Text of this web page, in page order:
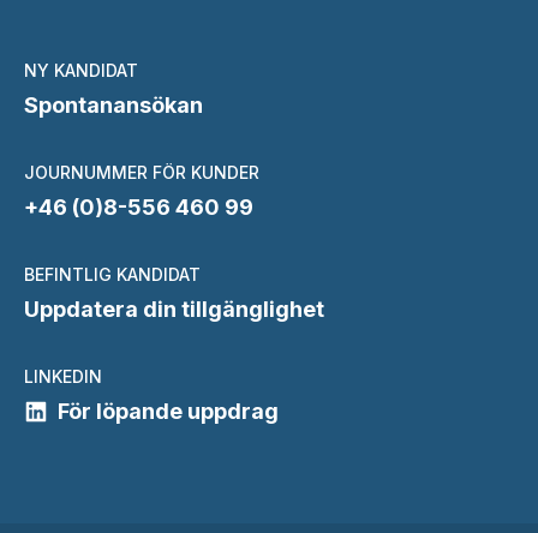
NY KANDIDAT
Spontanansökan
JOURNUMMER FÖR KUNDER
+46 (0)8-556 460 99
BEFINTLIG KANDIDAT
Uppdatera din tillgänglighet
LINKEDIN
För löpande uppdrag